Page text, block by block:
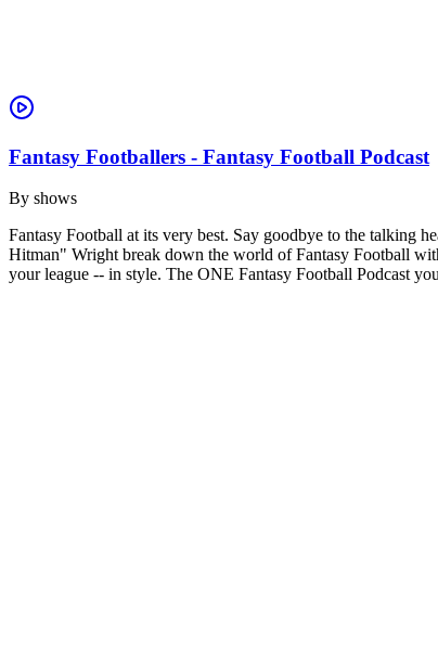
Fantasy Footballers - Fantasy Football Podcast
By shows
Fantasy Football at its very best. Say goodbye to the talking
Hitman" Wright break down the world of Fantasy Football
your league -- in style. The ONE Fantasy Football Podcast